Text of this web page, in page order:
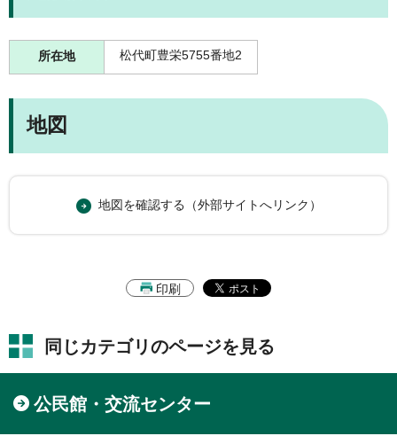
所在地 松代町豊栄5755番地2
地図
地図を確認する（外部サイトへリンク）
印刷
同じカテゴリのページを見る
公民館・交流センター